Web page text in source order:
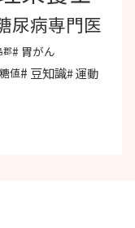
尿病専門医
郡 胃がん
値 豆知識 運動